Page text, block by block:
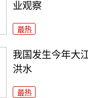
业观察
最热
我国发生今年大
洪水
最热